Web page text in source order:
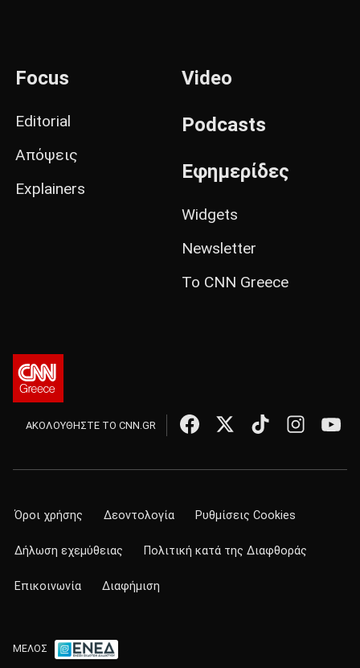
Focus
Editorial
Απόψεις
Explainers
Video
Podcasts
Εφημερίδες
Widgets
Newsletter
Το CNN Greece
ΑΚΟΛΟΥΘΗΣΤΕ ΤΟ CNN.GR
Όροι χρήσης Δεοντολογία Ρυθμίσεις Cookies
Δήλωση εχεμύθειας Πολιτική κατά της Διαφθοράς
Επικοινωνία Διαφήμιση
ΜΕΛΟΣ